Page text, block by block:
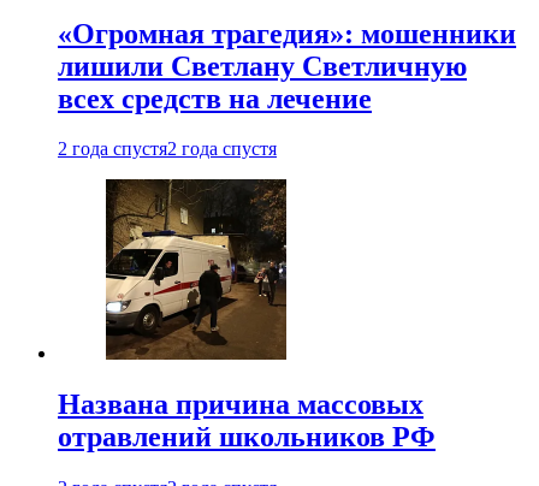
«Огромная трагедия»: мошенники
лишили Светлану Светличную
всех средств на лечение
2 года спустя2 года спустя
Названа причина массовых
отравлений школьников РФ